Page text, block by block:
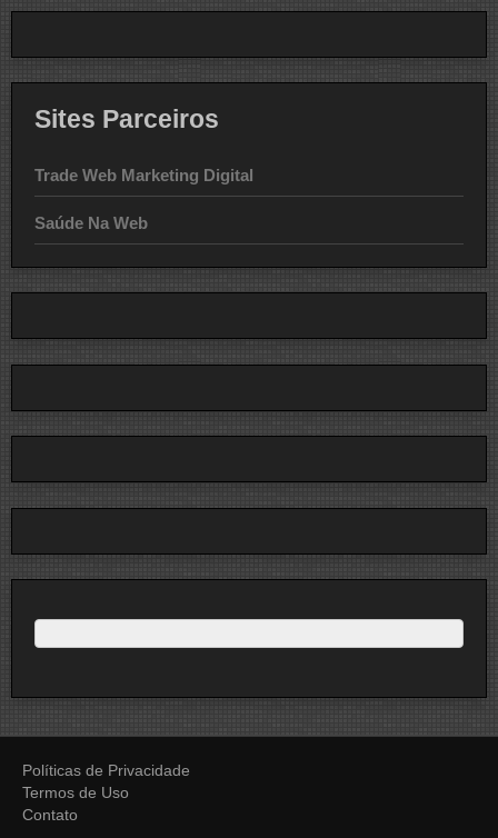
Sites Parceiros
Trade Web Marketing Digital
Saúde Na Web
Políticas de Privacidade
Termos de Uso
Contato